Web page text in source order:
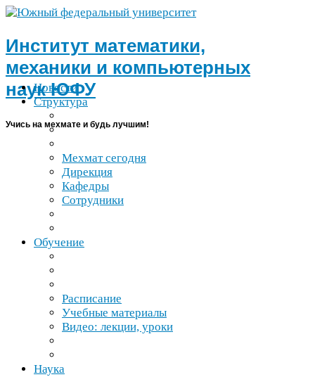
Институт математики,
механики и компьютерных
наукЮФУ
Учись на мехмате и будь лучшим!
Новости
Структура
Мехмат сегодня
Дирекция
Кафедры
Сотрудники
Обучение
Расписание
Учебные материалы
Видео: лекции, уроки
Наука